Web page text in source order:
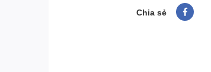
Chia sẻ